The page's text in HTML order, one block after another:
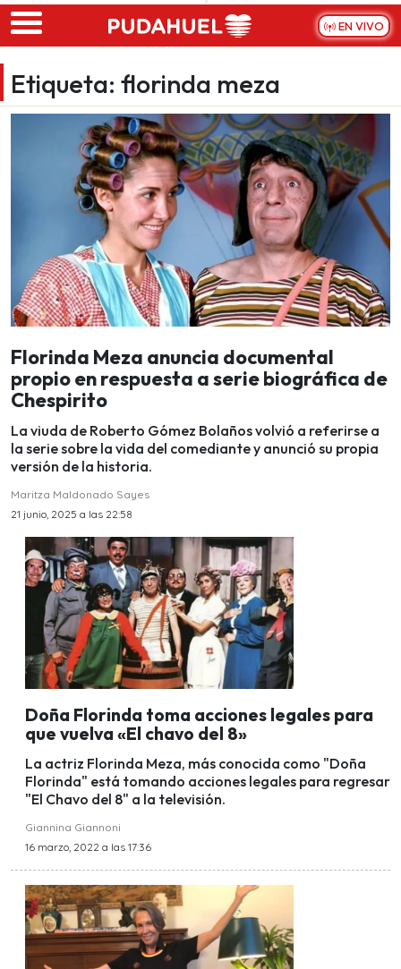
Skip to main content
EN VIVO
Etiqueta: florinda meza
Florinda Meza anuncia documental
propio en respuesta a serie biográfica de
Chespirito
La viuda de Roberto Gómez Bolaños volvió a referirse a
la serie sobre la vida del comediante y anunció su propia
versión de la historia.
Maritza Maldonado Sayes
21 junio, 2025 a las 22:58
Doña Florinda toma acciones legales para
que vuelva «El chavo del 8»
La actriz Florinda Meza, más conocida como "Doña
Florinda" está tomando acciones legales para regresar
"El Chavo del 8" a la televisión.
Giannina Giannoni
16 marzo, 2022 a las 17:36